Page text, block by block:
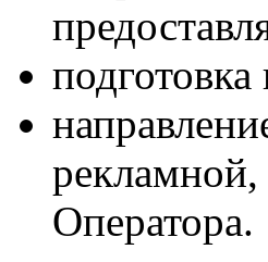
рекламной,
Оператора.